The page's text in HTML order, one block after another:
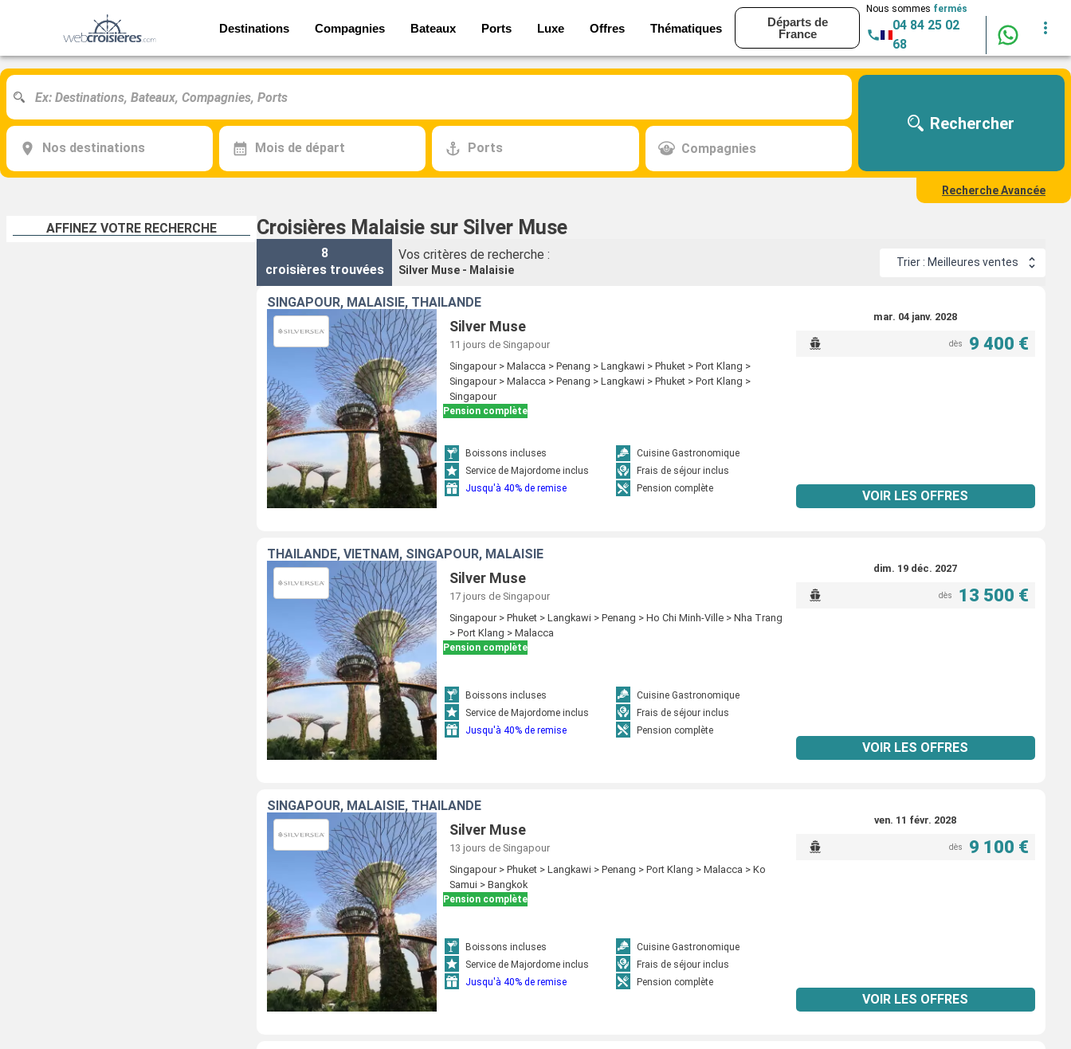
Destinations Compagnies Bateaux Ports Luxe Offres Thématiques
Départs de
France
Nous sommes fermés
04 84 25 02
68
Nos destinations Mois de départ Ports Compagnies
Rechercher
Recherche Avancée
AFFINEZ VOTRE RECHERCHE Croisières Malaisie sur Silver Muse
8
croisières trouvées
Vos critères de recherche :
Silver Muse - Malaisie
Trier : Meilleures ventes
SINGAPOUR, MALAISIE, THAÏLANDE
Silver Muse
11 jours de Singapour
Singapour > Malacca > Penang > Langkawi > Phuket > Port Klang >
Singapour > Malacca > Penang > Langkawi > Phuket > Port Klang >
Singapour
Pension complète
Boissons incluses
Cuisine Gastronomique
Service de Majordome inclus
Frais de séjour inclus
Jusqu'à 40% de remise
Pension complète
mar. 04 janv. 2028
dès 9 400 €
VOIR LES OFFRES
THAÏLANDE, VIETNAM, SINGAPOUR, MALAISIE
Silver Muse
17 jours de Singapour
Singapour > Phuket > Langkawi > Penang > Ho Chi Minh-Ville > Nha Trang
> Port Klang > Malacca
Pension complète
Boissons incluses
Cuisine Gastronomique
Service de Majordome inclus
Frais de séjour inclus
Jusqu'à 40% de remise
Pension complète
dim. 19 déc. 2027
dès 13 500 €
VOIR LES OFFRES
SINGAPOUR, MALAISIE, THAÏLANDE
Silver Muse
13 jours de Singapour
Singapour > Phuket > Langkawi > Penang > Port Klang > Malacca > Ko
Samui > Bangkok
Pension complète
Boissons incluses
Cuisine Gastronomique
Service de Majordome inclus
Frais de séjour inclus
Jusqu'à 40% de remise
Pension complète
ven. 11 févr. 2028
dès 9 100 €
VOIR LES OFFRES